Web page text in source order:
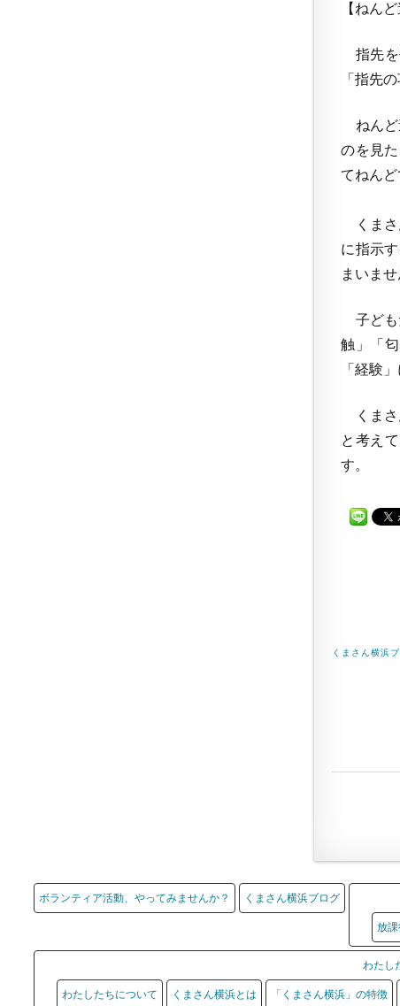
【ねんど
指先を
「指先
ねんど
のを見
てねんど
くまさ
に指示
まいま
子ども
触」「
「経験
くまさ
と考え
す。
くまさん横浜
ボランティア活動、やってみませんか？ くまさん横浜ブログ
放
わたし
わたしたちについて くまさん横浜とは 「くまさん横浜」の特徴